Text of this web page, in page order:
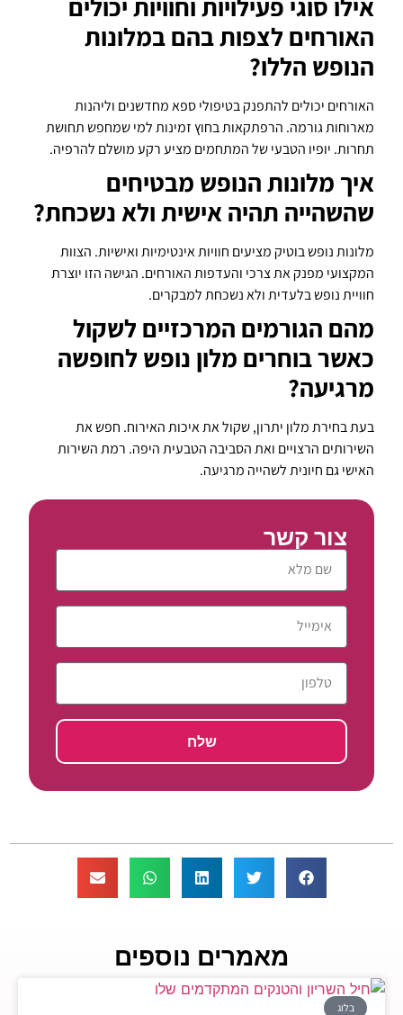
צור קשר
שלח
האורחים לצפות בהם במלונות
הנופש הללו?
האורחים יכולים להתפנק בטיפולי ספא מחדשנים וליהנות
מארוחות גורמה. הרפתקאות בחוץ זמינות למי שמחפש תחושת
תחרות. יופיו הטבעי של המתחמים מציע רקע מושלם להרפיה.
איך מלונות הנופש מבטיחים
שהשהייה תהיה אישית ולא נשכחת?
מלונות נופש בוטיק מציעים חוויות אינטימיות ואישיות. הצוות
המקצועי מפנק את צרכי והעדפות האורחים. הגישה הזו יוצרת
חוויית נופש בלעדית ולא נשכחת למבקרים.
מהם הגורמים המרכזיים לשקול
כאשר בוחרים מלון נופש לחופשה
מרגיעה?
בעת בחירת מלון יתרון, שקול את איכות האירוח. חפש את
השירותים הרצויים ואת הסביבה הטבעית היפה. רמת השירות
האישי גם חיונית לשהייה מרגיעה.
מאמרים נוספים
בלוג